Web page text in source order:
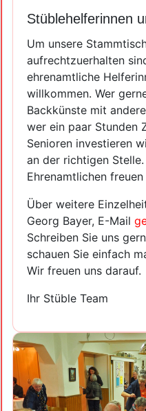
Stüblehelferinnen
Um unsere
aufrechtzuerhalten
ehrenamtliche
willkommen. Wer
Backkünste mit
wer ein paar Stunden
Senioren investieren
an der richtigen
Ehrenamtlichen
Über weitere
Georg Bayer, E-Mail
Schreiben Sie uns
schauen Sie einfach
Wir freuen uns darauf.
Ihr Stüble Team